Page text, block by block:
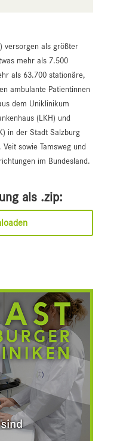
versorgen als größter
mehr als 7.500
als 63.700 stationäre,
ambulante Patientinnen
dem Uniklinikum
(LKH) und
in der Stadt Salzburg
sowie Tamsweg und
im Bundesland.
als .zip: